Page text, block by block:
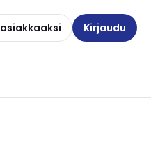
Kirjaudu